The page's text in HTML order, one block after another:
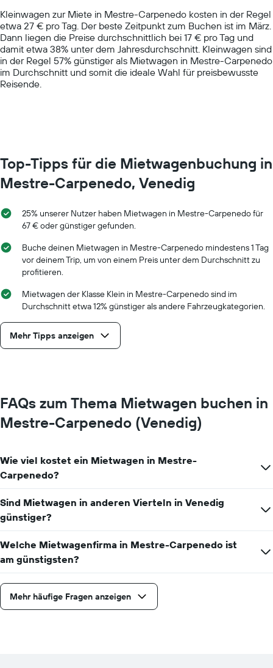
has
1
Y
axis
displaying
values.
Range:
Kleinwagen zur Miete in Mestre-Carpenedo kosten in der Regel
etwa 27 € pro Tag. Der beste Zeitpunkt zum Buchen ist im März.
Dann liegen die Preise durchschnittlich bei 17 € pro Tag und
damit etwa 38% unter dem Jahresdurchschnitt. Kleinwagen sind
in der Regel 57% günstiger als Mietwagen in Mestre-Carpenedo
im Durchschnitt und somit die ideale Wahl für preisbewusste
Reisende.
Top-Tipps für die Mietwagenbuchung in
Mestre-Carpenedo, Venedig
25% unserer Nutzer haben Mietwagen in Mestre-Carpenedo für
67 € oder günstiger gefunden.
Buche deinen Mietwagen in Mestre-Carpenedo mindestens 1 Tag
vor deinem Trip, um von einem Preis unter dem Durchschnitt zu
profitieren.
Mietwagen der Klasse Klein in Mestre-Carpenedo sind im
Durchschnitt etwa 12% günstiger als andere Fahrzeugkategorien.
Mehr Tipps anzeigen
FAQs zum Thema Mietwagen buchen in
Mestre-Carpenedo (Venedig)
Wie viel kostet ein Mietwagen in Mestre-
Carpenedo?
Sind Mietwagen in anderen Vierteln in Venedig
günstiger?
Welche Mietwagenfirma in Mestre-Carpenedo ist
am günstigsten?
Mehr häufige Fragen anzeigen